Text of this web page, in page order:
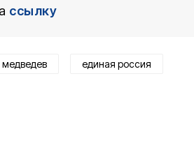
ссылку
единая россия